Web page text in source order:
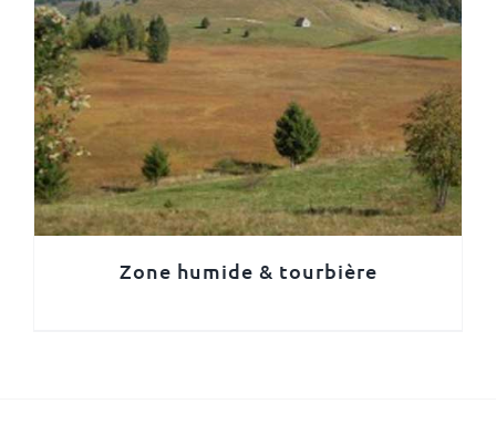
Zone humide & tourbière